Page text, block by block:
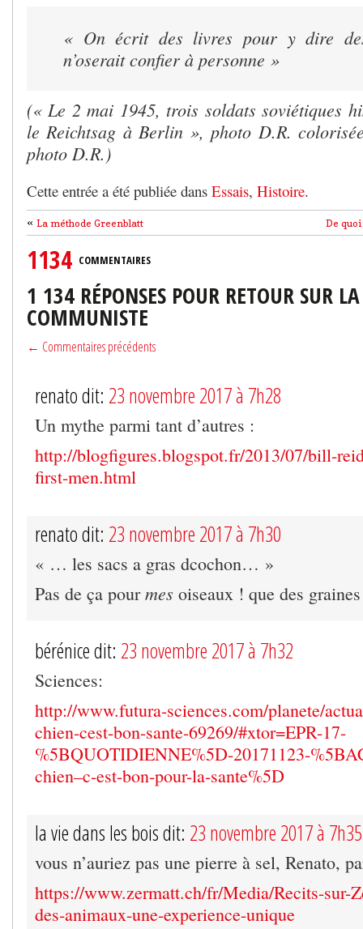
« On écrit des livres pour y dire des
n’oserait confier à personne »
(« Le 2 mai 1945, trois soldats soviétiques
le Reichtsag à Berlin », photo D.R.
photo D.R.)
Cette entrée a été publiée dans Essais, Histoire.
De
« La méthode Greenblatt
1134 COMMENTAIRES
1 134 RÉPONSES POUR RETOUR SUR
COMMUNISTE
← Commentaires précédents
renato dit: 23 novembre 2017 à 7h28
Un mythe parmi tant d’autres :
http://blogfigures.blogspot.fr/2013/07/bill-
first-men.html
renato dit: 23 novembre 2017 à 7h30
« … les sacs a gras dcochon… »
Pas de ça pourmes oiseaux ! que des
bérénice dit: 23 novembre 2017 à 7h32
Sciences:
http://www.futura-sciences.com/planete/
chien-cest-bon-sante-69269/#xtor=EPR-17-
%5BQUOTIDIENNE%5D-20171123-
chien–c-est-bon-pour-la-sante%5D
la vie dans les bois dit: 23 novembre 2017 à 7h35
vous n’auriez pas une pierre à sel, Renato,
https://www.zermatt.ch/fr/Media/Recits-sur-
des-animaux-une-experience-unique